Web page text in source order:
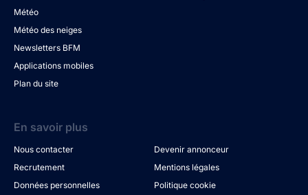
Météo
Météo des neiges
Newsletters BFM
Applications mobiles
Plan du site
En savoir plus
Nous contacter
Devenir annonceur
Recrutement
Mentions légales
Données personnelles
Politique cookie